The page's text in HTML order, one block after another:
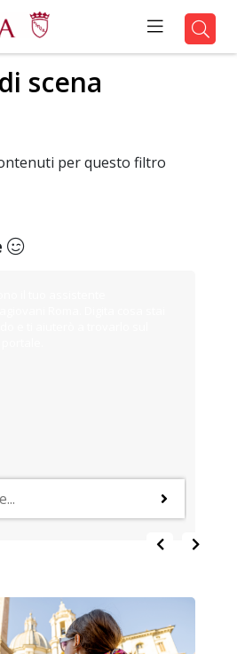
scena
per questo filtro